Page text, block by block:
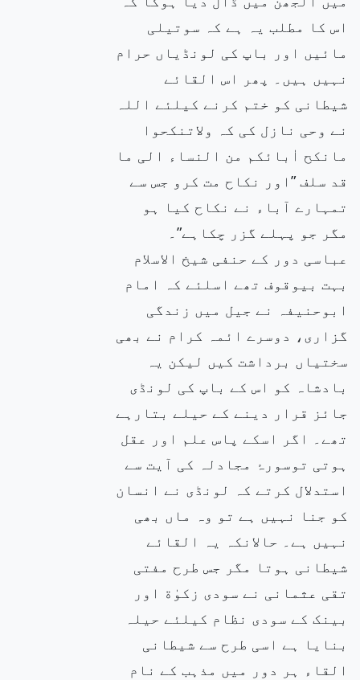
اس کا مطلب یہ ہے کہ سوتیلی
مائیں اور باپ کی لونڈیاں حرام
نہیں ہیں۔ پھر اس القائے
شیطانی کو ختم کرنے کیلئے اللہ
نے وحی نازل کی کہ ولاتنکحوا
مانکح اٰبائکم من النساء الی ما
قد سلف ”اور نکاح مت کرو جس سے
تمہارے آباء نے نکاح کیا ہو
مگر جو پہلے گزر چکاہے”۔
عباسی دور کے حنفی شیخ الاسلام
بہت بیوقوف تھے اسلئے کہ امام
ابوحنیفہ نے جیل میں زندگی
گزاری، دوسرے ائمہ کرام نے بھی
سختیاں برداشت کیں لیکن یہ
بادشاہ کو اس کے باپ کی لونڈی
جائز قرار دینے کے حیلے بتارہے
تھے۔ اگر اسکے پاس علم اور عقل
ہوتی توسورۂ مجادلہ کی آیت سے
استدلال کرتے کہ لونڈی نے انسان
کو جنا نہیں ہے تو وہ ماں بھی
نہیں ہے۔ حالانکہ یہ القائے
شیطانی ہوتا مگر جس طرح مفتی
تقی عثمانی نے سودی زکوٰة اور
بینک کے سودی نظام کیلئے حیلہ
بنایا ہے اسی طرح سے شیطانی
القاء ہر دور میں مذہب کے نام